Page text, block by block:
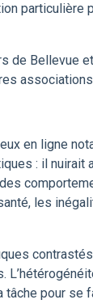
particulière
de Bellevue
en ligne
: il nuirait
les
pour se